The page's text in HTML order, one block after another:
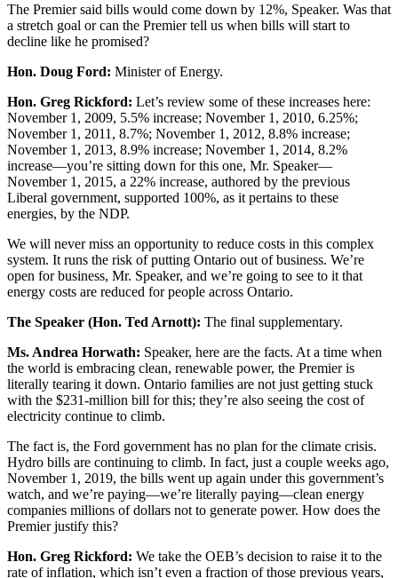
The Premier said bills would come down by 12%, Speaker. Was that
a stretch goal or can the Premier tell us when bills will start to
decline like he promised?
Hon. Doug Ford: Minister of Energy.
Hon. Greg Rickford: Let’s review some of these increases here:
November 1, 2009, 5.5% increase; November 1, 2010, 6.25%;
November 1, 2011, 8.7%; November 1, 2012, 8.8% increase;
November 1, 2013, 8.9% increase; November 1, 2014, 8.2%
increase—you’re sitting down for this one, Mr. Speaker—
November 1, 2015, a 22% increase, authored by the previous
Liberal government, supported 100%, as it pertains to these
energies, by the NDP.
We will never miss an opportunity to reduce costs in this complex
system. It runs the risk of putting Ontario out of business. We’re
open for business, Mr. Speaker, and we’re going to see to it that
energy costs are reduced for people across Ontario.
The Speaker (Hon. Ted Arnott): The final supplementary.
Ms. Andrea Horwath: Speaker, here are the facts. At a time when
the world is embracing clean, renewable power, the Premier is
literally tearing it down. Ontario families are not just getting stuck
with the $231-million bill for this; they’re also seeing the cost of
electricity continue to climb.
The fact is, the Ford government has no plan for the climate crisis.
Hydro bills are continuing to climb. In fact, just a couple weeks ago,
November 1, 2019, the bills went up again under this government’s
watch, and we’re paying—we’re literally paying—clean energy
companies millions of dollars not to generate power. How does the
Premier justify this?
Hon. Greg Rickford: We take the OEB’s decision to raise it to the
rate of inflation, which isn’t even a fraction of those previous years,